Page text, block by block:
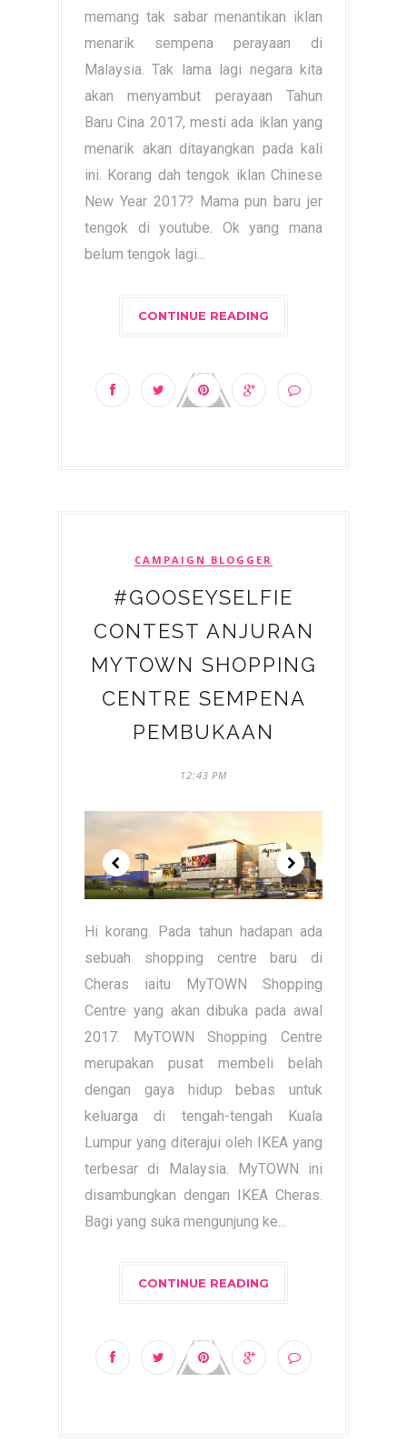
memang tak sabar menantikan iklan
menarik sempena perayaan di
Malaysia. Tak lama lagi negara kita
akan menyambut perayaan Tahun
Baru Cina 2017, mesti ada iklan yang
menarik akan ditayangkan pada kali
ini. Korang dah tengok iklan Chinese
New Year 2017? Mama pun baru jer
tengok di youtube. Ok yang mana
belum tengok lagi...
CONTINUE READING
CAMPAIGN BLOGGER
#GOOSEYSELFIE
CONTEST ANJURAN
MYTOWN SHOPPING
CENTRE SEMPENA
PEMBUKAAN
12:43 PM
Hi korang. Pada tahun hadapan ada
sebuah shopping centre baru di
Cheras iaitu MyTOWN Shopping
Centre yang akan dibuka pada awal
2017. MyTOWN Shopping Centre
merupakan pusat membeli belah
dengan gaya hidup bebas untuk
keluarga di tengah-tengah Kuala
Lumpur yang diterajui oleh IKEA yang
terbesar di Malaysia. MyTOWN ini
disambungkan dengan IKEA Cheras.
Bagi yang suka mengunjung ke...
CONTINUE READING